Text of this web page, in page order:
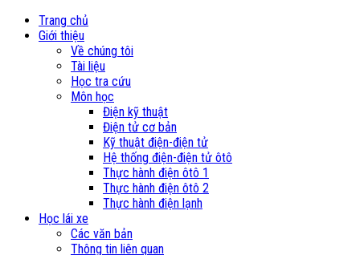
Trang chủ
Giới thiệu
Về chúng tôi
Tài liệu
Học tra cứu
Môn học
Điện kỹ thuật
Điện tử cơ bản
Kỹ thuật điện-điện tử
Hệ thống điện-điện tử ôtô
Thực hành điện ôtô 1
Thực hành điện ôtô 2
Thực hành điện lạnh
Học lái xe
Các văn bản
Thông tin liên quan